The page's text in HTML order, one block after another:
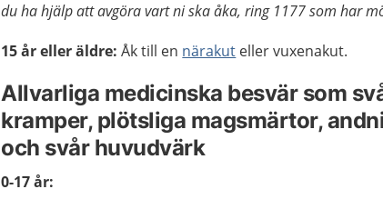
du ha hjälp att avgöra vart ni ska åka, ring 1177 som har
15 år eller äldre:Åk till en närakut eller vuxenakut.
Allvarliga medicinska besvär som
kramper, plötsliga magsmärtor,
och svår huvudvärk
0-17 år: